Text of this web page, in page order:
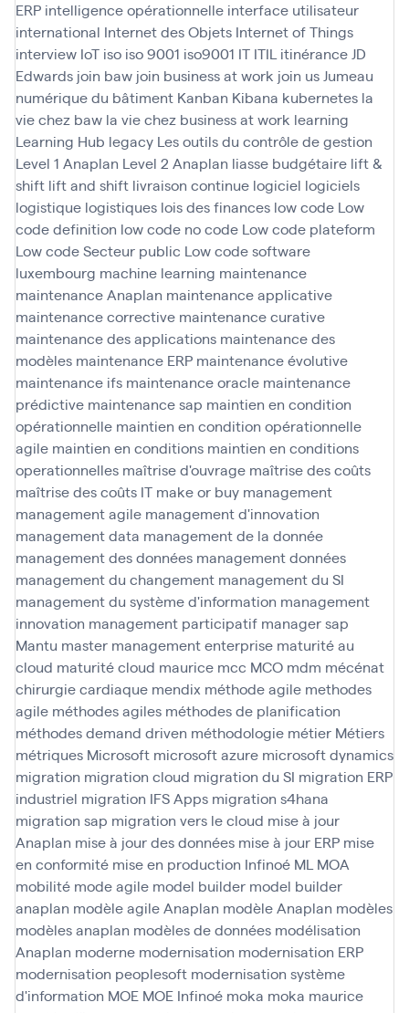
ERP intelligence opérationnelle interface utilisateur
international Internet des Objets Internet of Things
interview IoT iso iso 9001 iso9001 IT ITIL itinérance JD
Edwards join baw join business at work join us Jumeau
numérique du bâtiment Kanban Kibana kubernetes la
vie chez baw la vie chez business at work learning
Learning Hub legacy Les outils du contrôle de gestion
Level 1 Anaplan Level 2 Anaplan liasse budgétaire lift &
shift lift and shift livraison continue logiciel logiciels
logistique logistiques lois des finances low code Low
code definition low code no code Low code plateform
Low code Secteur public Low code software
luxembourg machine learning maintenance
maintenance Anaplan maintenance applicative
maintenance corrective maintenance curative
maintenance des applications maintenance des
modèles maintenance ERP maintenance évolutive
maintenance ifs maintenance oracle maintenance
prédictive maintenance sap maintien en condition
opérationnelle maintien en condition opérationnelle
agile maintien en conditions maintien en conditions
operationnelles maîtrise d'ouvrage maîtrise des coûts
maîtrise des coûts IT make or buy management
management agile management d'innovation
management data management de la donnée
management des données management données
management du changement management du SI
management du système d'information management
innovation management participatif manager sap
Mantu master management enterprise maturité au
cloud maturité cloud maurice mcc MCO mdm mécénat
chirurgie cardiaque mendix méthode agile methodes
agile méthodes agiles méthodes de planification
méthodes demand driven méthodologie métier Métiers
métriques Microsoft microsoft azure microsoft dynamics
migration migration cloud migration du SI migration ERP
industriel migration IFS Apps migration s4hana
migration sap migration vers le cloud mise à jour
Anaplan mise à jour des données mise à jour ERP mise
en conformité mise en production Infinoé ML MOA
mobilité mode agile model builder model builder
anaplan modèle agile Anaplan modèle Anaplan modèles
modèles anaplan modèles de données modélisation
Anaplan moderne modernisation modernisation ERP
modernisation peoplesoft modernisation système
d'information MOE MOE Infinoé moka moka maurice